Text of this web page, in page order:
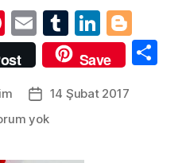
Pi
nt
er
e
st
E
m
ail
T
u
m
bl
Li
n
k
e
o
g
Save
Yazı
tarihi
14 Şubat 2017
yokkayak-